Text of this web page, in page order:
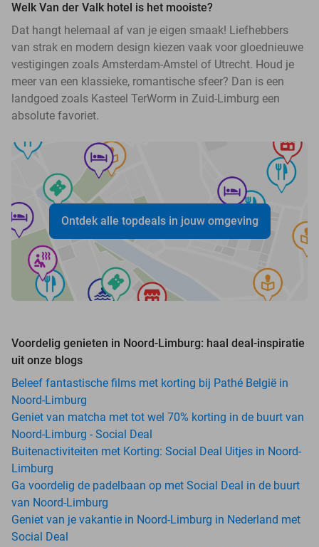
Welk Van der Valk hotel is het mooiste?
Dat hangt helemaal af van je eigen smaak! Liefhebbers
van strak en modern design kiezen vaak voor gloednieuwe
vestigingen zoals Amsterdam-Amstel of Utrecht. Houd je
meer van een klassieke, romantische sfeer? Dan is een
landgoed zoals Kasteel TerWorm in Zuid-Limburg een
absolute favoriet.
Ontdek alle topdeals in jouw omgeving
Voordelig genieten in Noord-Limburg: haal deal-inspiratie
uit onze blogs
Beleef fantastische films met korting bij Pathé België in
Noord-Limburg
Geniet van matcha met tot wel 70% korting in de buurt van
Noord-Limburg - Social Deal
Buitenactiviteiten met Korting: Social Deal Uitjes in Noord-
Limburg
Ga voordelig de padelbaan op met Social Deal in de buurt
van Noord-Limburg
Geniet van je vakantie in Noord-Limburg in Nederland met
Social Deal